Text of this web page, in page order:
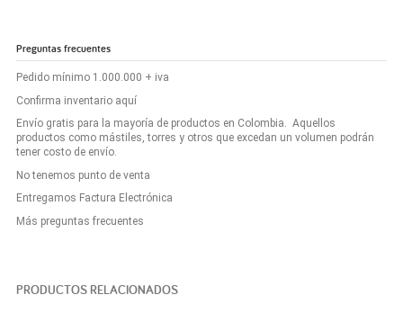
Preguntas frecuentes
Pedido mínimo 1.000.000 + iva
Confirma inventario aquí
Envío gratis para la mayoría de productos en Colombia. Aquellos
productos como mástiles, torres y otros que excedan un volumen podrán
tener costo de envío.
No tenemos punto de venta
Entregamos Factura Electrónica
Más preguntas frecuentes
PRODUCTOS RELACIONADOS